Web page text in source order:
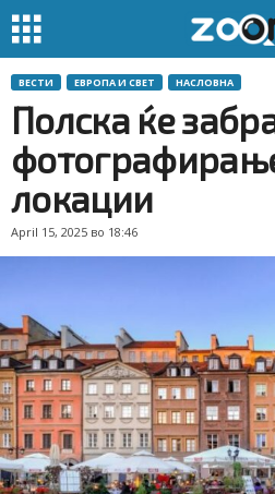
ВЕСТИ ЕВРОПА И СВЕТ НАСЛОВНА
Полска ќе
локации
April 15, 2025 во 18:46